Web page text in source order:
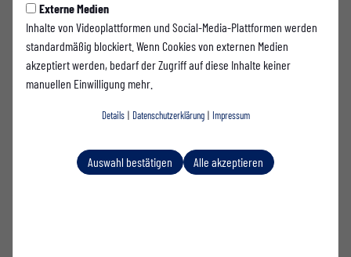
Externe Medien
Inhalte von Videoplattformen und Social-Media-Plattformen werden
standardmäßig blockiert. Wenn Cookies von externen Medien
akzeptiert werden, bedarf der Zugriff auf diese Inhalte keiner
manuellen Einwilligung mehr.
Details | Datenschutzerklärung | Impressum
Auswahl bestätigen Alle akzeptieren
Trainer